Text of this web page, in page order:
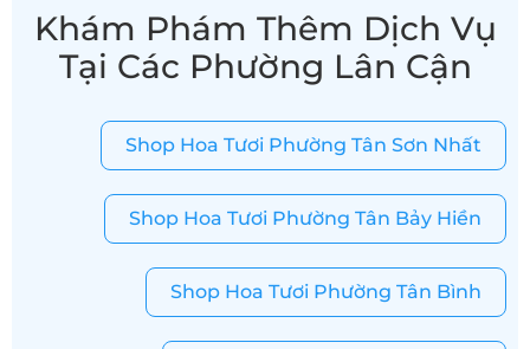
Khám Phám Thêm Dịch Vụ
Tại Các Phường Lân Cận
Shop Hoa Tươi Phường Tân Sơn Nhất
Shop Hoa Tươi Phường Tân Bảy Hiền
Shop Hoa Tươi Phường Tân Bình